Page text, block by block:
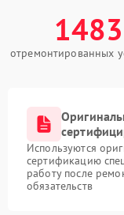
1483
отремонтированных
Используются
сертификацию
работу после
обязательств